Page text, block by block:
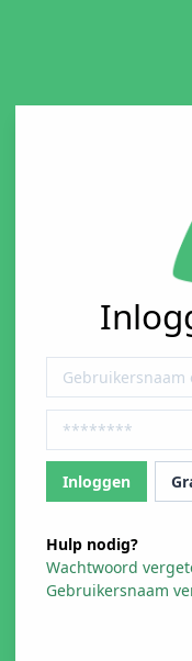
Hulp nodig?
Wachtwoord
Gebruikersnaam